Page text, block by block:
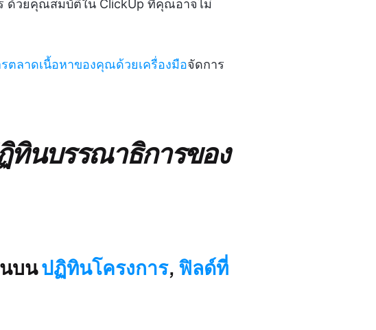
ด้วยคุณสมบัติใน ClickUp ที่คุณอาจไม่
ตลาดเนื้อหาของคุณด้วยเครื่องมือจัดการ
ทินบรรณาธิการของ
บนปฏิทินโครงการ, ฟิลด์ที่